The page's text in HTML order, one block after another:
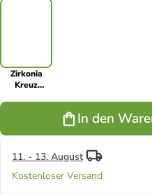
Zirkonia
Kreuz
In den
11. - 13. August
Kostenloser Versand